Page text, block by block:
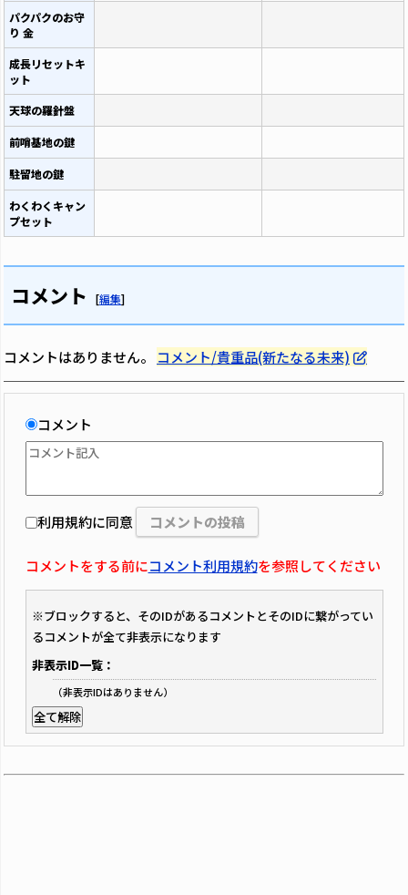
パクパクのお守
り 金
成長リセットキ
ット
天球の羅針盤
前哨基地の鍵
駐留地の鍵
わくわくキャン
プセット
コメント [編集]
コメントはありません。 コメント/貴重品(新たなる未来)
コメント
利用規約に同意
コメントをする前にコメント利用規約を参照してください
※ブロックすると、そのIDがあるコメントとそのIDに繋がってい
るコメントが全て非表示になります
非表示ID一覧：
（非表示IDはありません）
全て解除